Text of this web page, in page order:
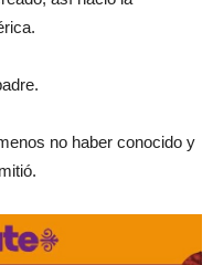
no haber conocido y